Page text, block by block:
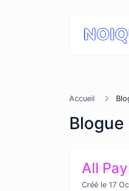
Accueil
Blogue
All
Créé le 17